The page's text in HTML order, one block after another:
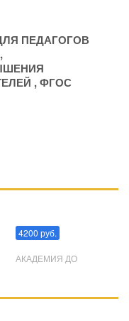
ПЕДАГОГОВ
,
,ФГОС
4200 руб.
АКАДЕМИЯ ДО